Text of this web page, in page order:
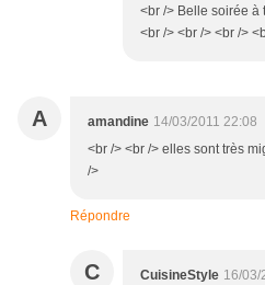
<br /> Belle soirée à
<br /> <br /> <br />
A amandine 14/03/2011 22:08
<br /> <br /> elles sont très
/>
Répondre
C CuisineStyle 16/03/